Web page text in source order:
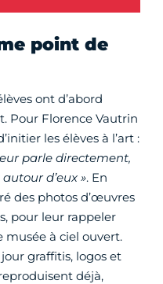
point de
ont d’abord
Pour Florence Vautrin
les élèves à l’art :
parle directement,
d’eux ». En
des photos d’œuvres
pour leur rappeler
à ciel ouvert.
graffitis, logos et
déjà,